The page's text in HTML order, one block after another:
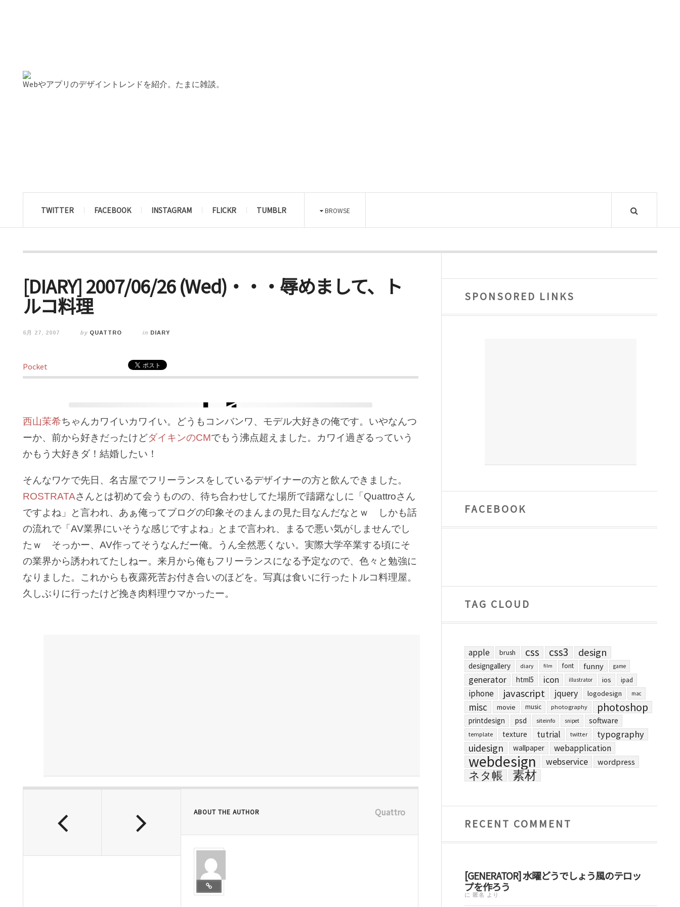
Webやアプリのデザイントレンドを紹介。たまに雑談。
TWITTER FACEBOOK INSTAGRAM FLICKR TUMBLR BROWSE
[DIARY] 2007/06/26 (Wed)・・・辱めまして、ト
ルコ料理
6月 27, 2007 by QUATTRO in DIARY
Pocket
西山茉希ちゃんカワイいカワイい。どうもコンバンワ、モデル大好きの俺です。いやなんつ
ーか、前から好きだったけどダイキンのCMでもう沸点超えました。カワイ過ぎるっていう
かもう大好きダ！結婚したい！
そんなワケで先日、名古屋でフリーランスをしているデザイナーの方と飲んできました。
ROSTRATAさんとは初めて会うものの、待ち合わせしてた場所で躊躇なしに「Quattroさん
ですよね」と言われ、あぁ俺ってブログの印象そのまんまの見た目なんだなとｗ しかも話
の流れで「AV業界にいそうな感じですよね」とまで言われ、まるで悪い気がしませんでし
たｗ そっかー、AV作ってそうなんだー俺。うん全然悪くない。実際大学卒業する頃にそ
の業界から誘われてたしねー。来月から俺もフリーランスになる予定なので、色々と勉強に
なりました。これからも夜露死苦お付き合いのほどを。写真は食いに行ったトルコ料理屋。
久しぶりに行ったけど挽き肉料理ウマかったー。
ABOUT THE AUTHOR Quattro
SPONSORED LINKS
FACEBOOK
TAG CLOUD
apple brush css css3 design
designgallery diary film font funny game
generator html5 icon illustrator ios ipad
iphone javascript jquery logodesign mac
misc movie music photography photoshop
printdesign psd siteinfo snipet software
template texture tutrial twitter typography
uidesign wallpaper webapplication
webdesign webservice wordpress
ネタ帳 素材
RECENT COMMENT
[GENERATOR] 水曜どうでしょう風のテロッ
プを作ろう
に 匿名 より